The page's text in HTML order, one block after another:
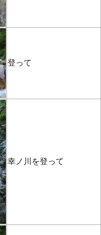
登って
幸ノ川を登って